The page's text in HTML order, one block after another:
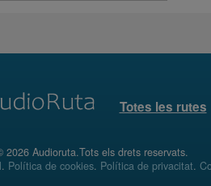
Totes les rutes
2026 Audioruta.Tots els drets reservats.
. Política de cookies. Política de privacitat.